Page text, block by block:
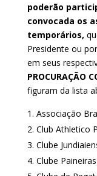
poderão
convocada os
temporários,
Presidente ou
em seus
PROCURAÇÃO
figuram da lista
Associação
Club Athletico
Clube
Clube